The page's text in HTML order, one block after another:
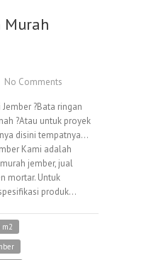
Murah
No Comments
?Bata ringan
?Atau untuk proyek
disini tempatnya…
Kami adalah
jember, jual
mortar. Untuk
produk…